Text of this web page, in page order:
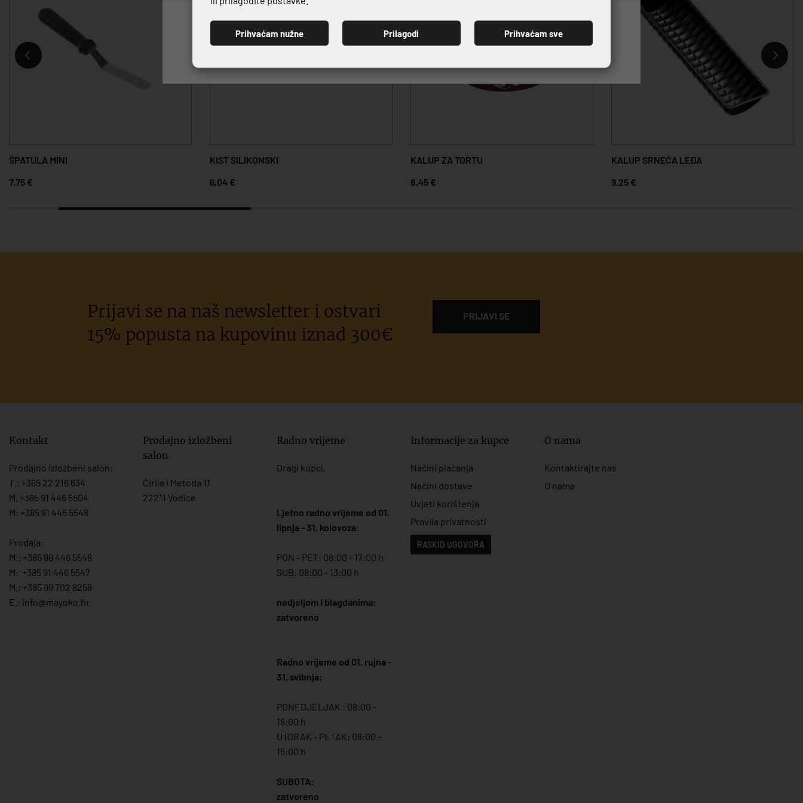
ŠPATULA MINI
7,75 €
KIST SILIKONSKI
6,04 €
KALUP ZA TORTU
8,45 €
KALUP SRNEĆA LEĐA
9,25 €
Prijavi se na naš newsletter i ostvari
15% popusta na kupovinu iznad 300€
PRIJAVI SE
Kontakt
Prodajno izložbeni salon:
T.: +385 22 216 634
M. +385 91 446 5504
M: +385 91 446 5548
Prodaja:
M.: +385 99 446 5548
M: +385 91 446 5547
M.: +385 99 702 8258
E.: info@mayoko. hr
Prodajno izložbeni
salon
Ćirila i Metoda 11
22211 Vodice
Radno vrijeme
Dragi kupci,
Ljetno radno vrijeme od 01.
lipnja - 31. kolovoza:
PON - PET: 08:00 - 17:00 h
SUB: 08:00 - 13:00 h
nedjeljom i blagdanima:
zatvoreno
Radno vrijeme od 01. rujna -
31. svibnja:
PONEDJELJAK : 08:00 -
18:00 h
UTORAK - PETAK: 08:00 -
16:00 h
SUBOTA:
zatvoreno
Informacije za kupce
Načini plaćanja
Načini dostave
Uvjeti korištenja
Pravila privatnosti
RASKID UGOVORA
O nama
Kontaktirajte nas
O nama
PRIJAVI SE
Prihvaćam nužne Prilagodi Prihvaćam sve